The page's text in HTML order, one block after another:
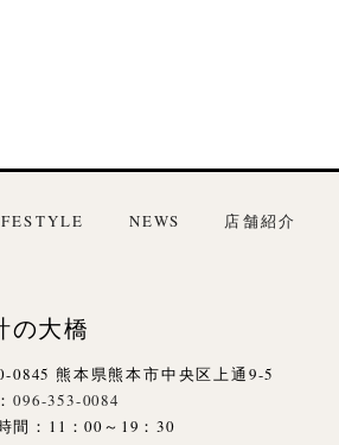
NEWS 店舗紹介
の大橋
0845 熊本県熊本市中央区上通9-5
096-353-0084
間：11：00～19：30